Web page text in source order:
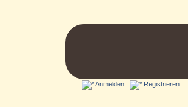
Anmelden Registrieren